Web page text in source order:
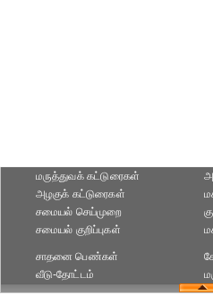
மருத்துவக் கட்டுரைகள்
அழகுக் கட்டுரைகள்
சமையல் செய்முறை
சமையல் குறிப்புகள்
சாதனை பெண்கள்
வீடு-தோட்டம்